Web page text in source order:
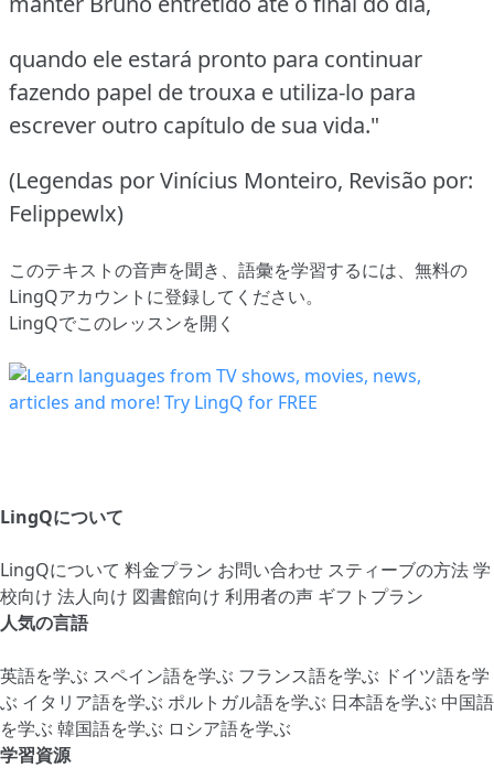
quando ele estará pronto para continuar
fazendo papel de trouxa e utiliza-lo para
escrever outro capítulo de sua vida."
(Legendas por Vinícius Monteiro, Revisão por:
Felippewlx)
このテキストの音声を聞き、語彙を学習するには、 無料の
LingQアカウントに登録してください。
LingQでこのレッスンを開く
LingQについて
LingQについて 料金プラン お問い合わせ スティーブの方法学
校向け 法人向け 図書館向け 利用者の声 ギフトプラン
人気の言語
英語を学ぶ スペイン語を学ぶ フランス語を学ぶ ドイツ語を学
ぶ イタリア語を学ぶ ポルトガル語を学ぶ 日本語を学ぶ 中国語
を学ぶ 韓国語を学ぶ ロシア語を学ぶ
学習資源